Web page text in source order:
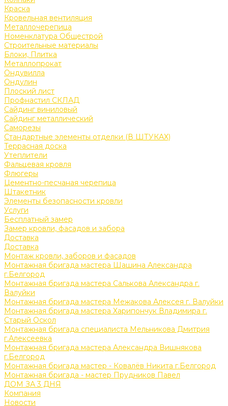
Краска
Кровельная вентиляция
Металлочерепица
Номенклатура Общестрой
Строительные материалы
Блоки, Плитка
Металлопрокат
Ондувилла
Ондулин
Плоский лист
Профнастил СКЛАД
Сайдинг виниловый
Сайдинг металлический
Саморезы
Стандартные элементы отделки (В ШТУКАХ)
Террасная доска
Утеплители
Фальцевая кровля
Флюгеры
Цементно-песчаная черепица
Штакетник
Элементы безопасности кровли
Услуги
Бесплатный замер
Замер кровли, фасадов и забора
Доставка
Доставка
Монтаж кровли, заборов и фасадов
Монтажная бригада мастера Шашина Александра
г.Белгород
Монтажная бригада мастера Салькова Александра г.
Валуйки
Монтажная бригада мастера Межакова Алексея г. Валуйки
Монтажная бригада мастера Харипончук Владимира г.
Старый Оскол
Монтажная бригада специалиста Мельникова Дмитрия
г.Алексеевка
Монтажная бригада мастера Александра Вишнякова
г.Белгород
Монтажная бригада мастер - Ковалёв Никита г.Белгород
Монтажная бригада - мастер Прудников Павел
ДОМ ЗА 3 ДНЯ
Компания
Новости